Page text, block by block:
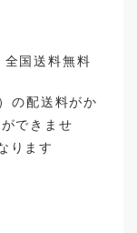
全国送料無料
の配送料がか
できませ
ります